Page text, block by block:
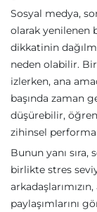
Sosyal medya,
olarak yenilenen
dikkatinin
neden olabilir.
izlerken, ana
başında zaman
düşürebilir,
zihinsel
Bunun yanı sıra,
birlikte stres
paylaşımlarını